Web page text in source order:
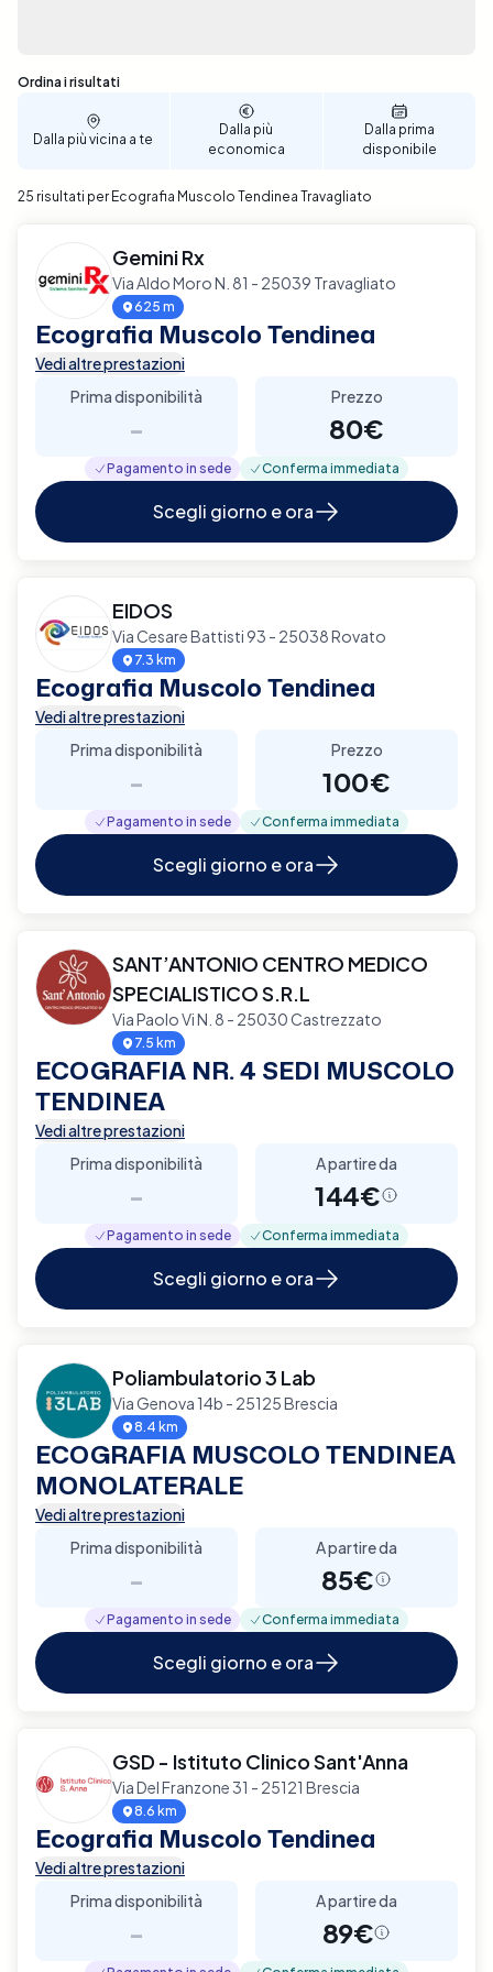
Sono stati trovati 25 risultati
Ordina i risultati
Dalla più vicina a te
Dalla più
economica
Dalla prima
disponibile
25 risultati per Ecografia Muscolo Tendinea Travagliato
Gemini Rx
Via Aldo Moro N. 81 - 25039 Travagliato
625 m
Ecografia Muscolo Tendinea
Vedi altre prestazioni
Prima disponibilità
-
Prezzo
80€
Pagamento in sede Conferma immediata
Scegli giorno e ora
EIDOS
Via Cesare Battisti 93 - 25038 Rovato
7.3 km
Ecografia Muscolo Tendinea
Vedi altre prestazioni
Prima disponibilità
-
Prezzo
100€
Pagamento in sede Conferma immediata
Scegli giorno e ora
SANT’ANTONIO CENTRO MEDICO
SPECIALISTICO S.R.L
Via Paolo Vi N. 8 - 25030 Castrezzato
7.5 km
ECOGRAFIA NR. 4 SEDI MUSCOLO
TENDINEA
Vedi altre prestazioni
Prima disponibilità
-
A partire da
144€
Pagamento in sede Conferma immediata
Scegli giorno e ora
Poliambulatorio 3 Lab
Via Genova 14b - 25125 Brescia
8.4 km
ECOGRAFIA MUSCOLO TENDINEA
MONOLATERALE
Vedi altre prestazioni
Prima disponibilità
-
A partire da
85€
Pagamento in sede Conferma immediata
Scegli giorno e ora
GSD - Istituto Clinico Sant'Anna
Via Del Franzone 31 - 25121 Brescia
8.6 km
Ecografia Muscolo Tendinea
Vedi altre prestazioni
Prima disponibilità
-
A partire da
89€